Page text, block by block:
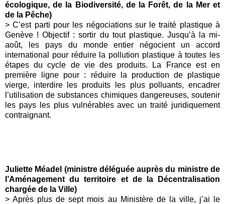
écologique, de la Biodiversité, de la Forêt, de la Mer et
de la Pêche)
> C’est parti pour les négociations sur le traité plastique à
Genève ! Objectif : sortir du tout plastique. Jusqu’à la mi-
août, les pays du monde entier négocient un accord
international pour réduire la pollution plastique à toutes les
étapes du cycle de vie des produits. La France est en
première ligne pour : réduire la production de plastique
vierge, interdire les produits les plus polluants, encadrer
l’utilisation de substances chimiques dangereuses, soutenir
les pays les plus vulnérables avec un traité juridiquement
contraignant.
Juliette Méadel (ministre déléguée auprès du ministre de
l’Aménagement du territoire et de la Décentralisation
chargée de la Ville)
> Après plus de sept mois au Ministère de la ville, j’ai le